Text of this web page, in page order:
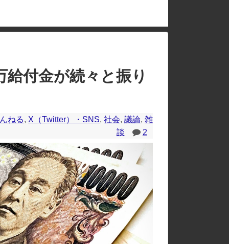
へ
イアウトが崩れたりする場合があります。
付金が続々と振り
ねる, X（Twitter）・SNS, 社会, 議論, 雑
談
2